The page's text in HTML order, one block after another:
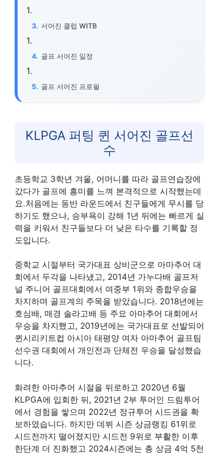
서어진 클럽 WITB
골프 서어진 일정
골프 서어진 프로필
KLPGA 퍼팅 퀸 서어진 골프선
수
초등학교 3학년 겨울, 어머니를 따라 골프연습장에
갔다가 골프에 흥미를 느껴 본격적으로 시작했는데
요.처음에는 동반 라운드에서 친구들에게 무시를 당
하기도 했으나, 승부욕이 강해 1년 뒤에는 빠르게 실
력을 키워서 친구들보다 더 낮은 타수를 기록할 정
도입니다.
중학교 시절부터 국가대표 상비군으로 아마추어 대
회에서 두각을 나타냈고, 2014년 가누다배 골프저
널 주니어 골프대회에서 여중부 1위와 종합우승을
차지하며 골프계의 주목을 받았습니다. 2018년에는
호심배, 매경 솔라고배 등 주요 아마추어 대회에서
우승을 차지했고, 2019년에는 국가대표로 선발되어
퀸시리키트컵 아시아 태평양 여자 아마추어 골프팀
선수권 대회에서 개인전과 단체전 우승을 달성했습
니다.
화려한 아마추어 시절을 뒤로하고 2020년 6월
KLPGA에 입회한 뒤, 2021년 2부 투어인 드림투어
에서 경험을 쌓으며 2022년 정규투어 시드권을 확
보하였습니다. 하지만 데뷔 시즌 상금랭킹 61위로
시드전까지 떨어졌지만 시드전 9위로 부활한 이후
한단계 더 진화했고 2024시즌에는 총 상금 4억 5천